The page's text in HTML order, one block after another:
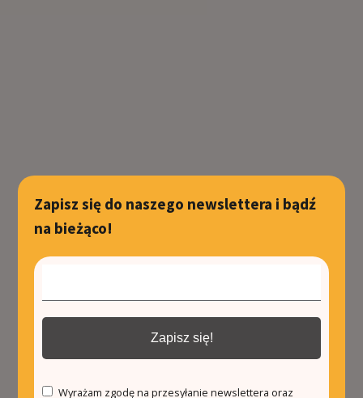
Zapisz się do naszego newslettera i bądź
na bieżąco!
Zapisz się!
Wyrażam zgodę na przesyłanie newslettera oraz